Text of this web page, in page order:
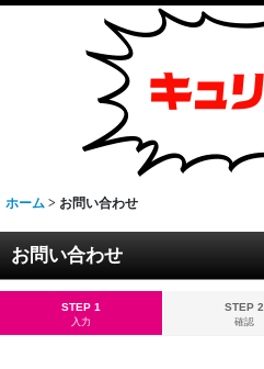
ホーム > お問い合わせ
お問い合わせ
STEP 1
入力
STEP 2
確認